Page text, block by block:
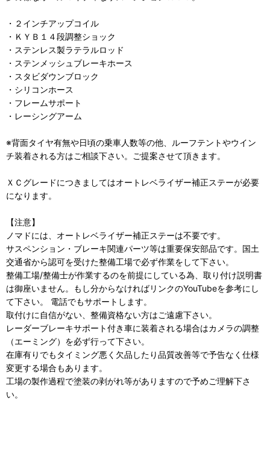
・２インチアップコイル
・ＫＹＢ１４段調整ショック
・ステンレス製ラテラルロッド
・ステンメッシュブレーキホース
・スタビダウンブロック
・シリコンホース
・フレームサポート
・レーシングアーム
※背面タイヤ有無や日頃の乗車人数等の他、ルーフテントやウイン
チ装着される方はご相談下さい。ご提案させて頂きます。
ＸＣグレードにつきましてはオートレベライザー補正ステーが必要
になります。
【注意】
ノマドには、オートレベライザー補正ステーは不要です。
サスペンション・ブレーキ関連パーツ等は重要保安部品です。国土
交通省から認可を受けた整備工場で必ず作業をして下さい。
整備工場/整備士が作業するのを前提にしている為、取り付け説明書
は御座いません。もし分からなければリンクのYouTubeを参考にし
て下さい。 電話でもサポートします。
取付けに自信がない、整備資格ない方はご遠慮下さい。
レーダーブレーキサポート付き車に装着される場合はカメラの調整
（エーミング）を必ず行って下さい。
在庫有りでもタイミング悪く欠品したり品質改善等で予告なく仕様
変更する場合もあります。
工場の製作過程で塗装の剥がれ等がありますので予めご理解下さ
い。